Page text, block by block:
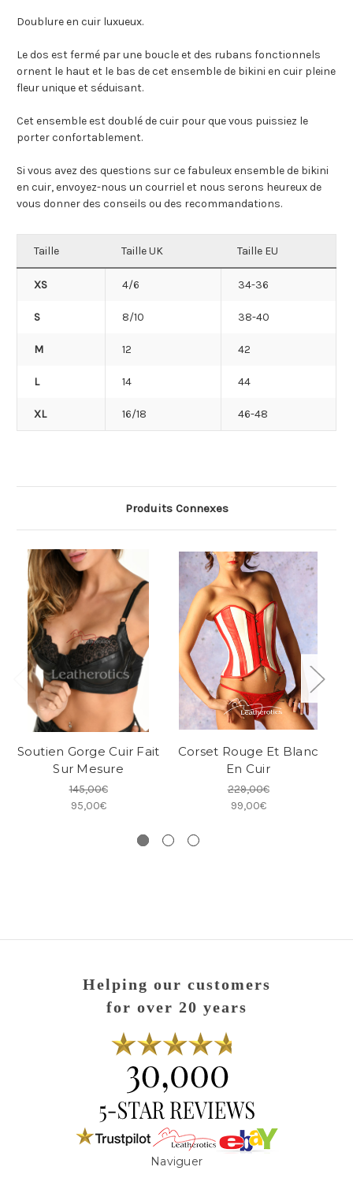
Doublure en cuir luxueux.
Le dos est fermé par une boucle et des rubans fonctionnels
ornent le haut et le bas de cet ensemble de bikini en cuir pleine
fleur unique et séduisant.
Cet ensemble est doublé de cuir pour que vous puissiez le
porter confortablement.
Si vous avez des questions sur ce fabuleux ensemble de bikini
en cuir, envoyez-nous un courriel et nous serons heureux de
vous donner des conseils ou des recommandations.
Taille Taille UK Taille EU
XS 4/6 34-36
S 8/10 38-40
M 12 42
L 14 44
XL 16/18 46-48
Produits Connexes
Soutien Gorge Cuir Fait
Sur Mesure
145,00€
95,00€
Corset Rouge Et Blanc
En Cuir
229,00€
99,00€
Helping our customers
for over 20 years
Naviguer